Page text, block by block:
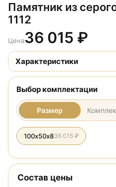
Памятник из
1112
Цена36 015 ₽
Характеристики
Выбор комплектации
Размер
100х50х836 015 ₽
Состав цены